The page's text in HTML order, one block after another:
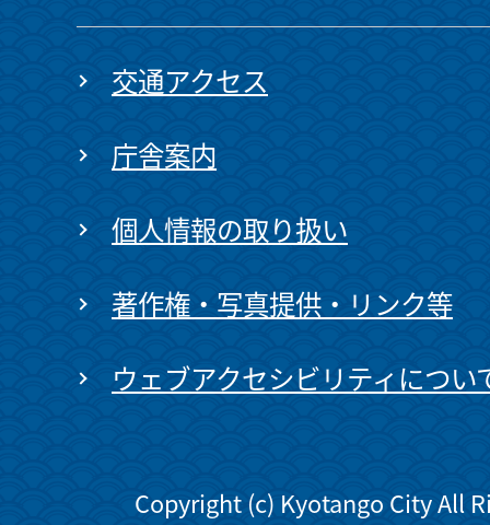
交通アクセス
庁舎案内
個人情報の取り扱い
著作権・写真提供・リンク等
ウェブアクセシビリティについ
Copyright (c) Kyotango City All